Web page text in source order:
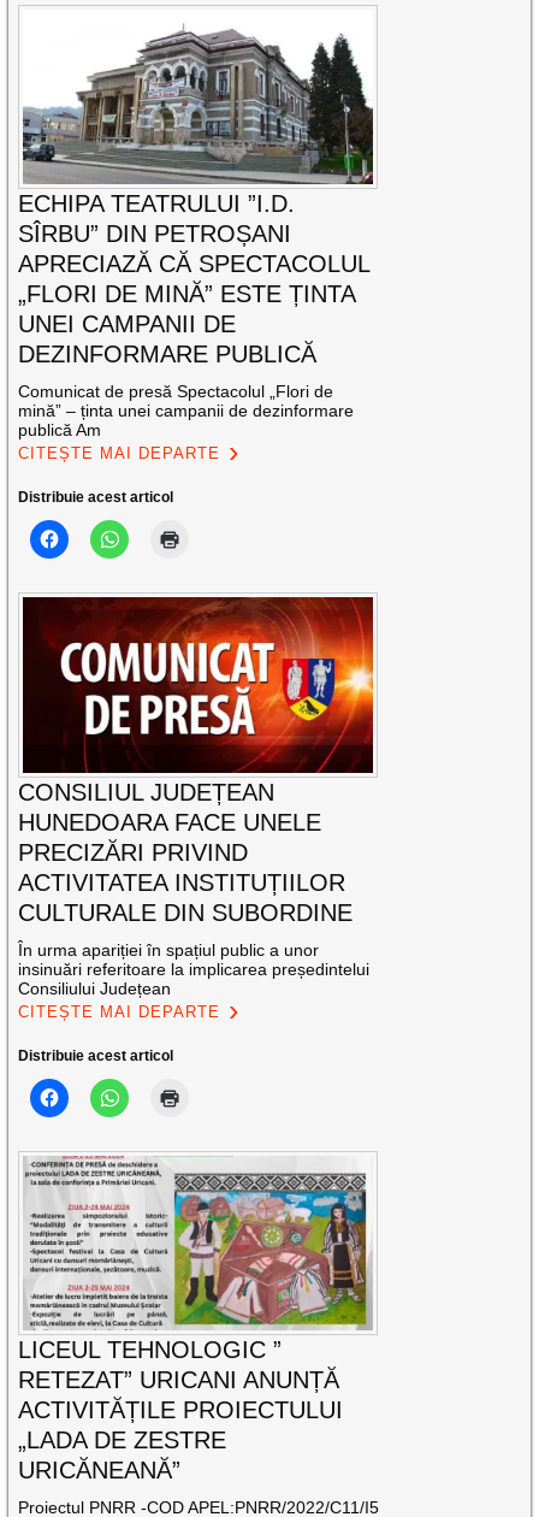
ECHIPA TEATRULUI ”I.D.
SÎRBU” DIN PETROȘANI
APRECIAZĂ CĂ SPECTACOLUL
„FLORI DE MINĂ” ESTE ȚINTA
UNEI CAMPANII DE
DEZINFORMARE PUBLICĂ
Comunicat de presă Spectacolul „Flori de
mină” – ținta unei campanii de dezinformare
publică Am
CITEȘTE MAI DEPARTE
Distribuie acest articol
CONSILIUL JUDEȚEAN
HUNEDOARA FACE UNELE
PRECIZĂRI PRIVIND
ACTIVITATEA INSTITUȚIILOR
CULTURALE DIN SUBORDINE
În urma apariției în spațiul public a unor
insinuări referitoare la implicarea președintelui
Consiliului Județean
CITEȘTE MAI DEPARTE
Distribuie acest articol
LICEUL TEHNOLOGIC ”
RETEZAT” URICANI ANUNȚĂ
ACTIVITĂȚILE PROIECTULUI
„LADA DE ZESTRE
URICĂNEANĂ”
Proiectul PNRR -COD APEL:PNRR/2022/C11/I5